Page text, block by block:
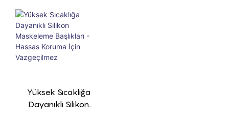
Yüksek Sıcaklığa
Dayanıklı Silikon